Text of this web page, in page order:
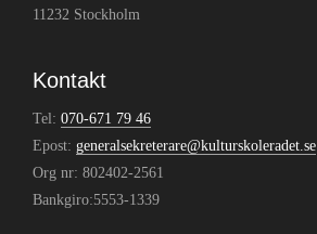
11232 Stockholm
Kontakt
Tel: 070-671 79 46
Epost: generalsekreterare@kulturskoleradet.se
Org nr: 802402-2561
Bankgiro:5553-1339